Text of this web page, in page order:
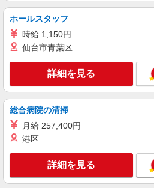
キープ
派遣社員
ランスタッド株式会社 つくば支店（つ
検査
時給1500円 ※月
入例） 月収例：
日勤務の場合＋残
実費支給／当社規定
茨城県土浦市 マ
ランスタッド株式会社 つくば支店（つ
ホールスタッフ
時給 1,150円
仙台市青葉区
詳細を見る
総合病院の清掃
月給 257,400円
港区
詳細を見る